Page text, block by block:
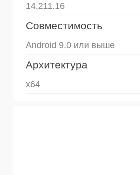
14.211.16
Совместимость
Android 9.0 или выше
Архитектура
x64